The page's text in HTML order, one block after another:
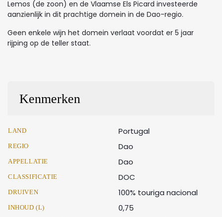
Lemos (de zoon) en de Vlaamse Els Picard investeerde
aanzienlijk in dit prachtige domein in de Dao-regio.
Geen enkele wijn het domein verlaat voordat er 5 jaar
rijping op de teller staat.
Kenmerken
LAND Portugal
REGIO Dao
APPELLATIE Dao
CLASSIFICATIE DOC
DRUIVEN 100% touriga nacional
INHOUD (L) 0,75